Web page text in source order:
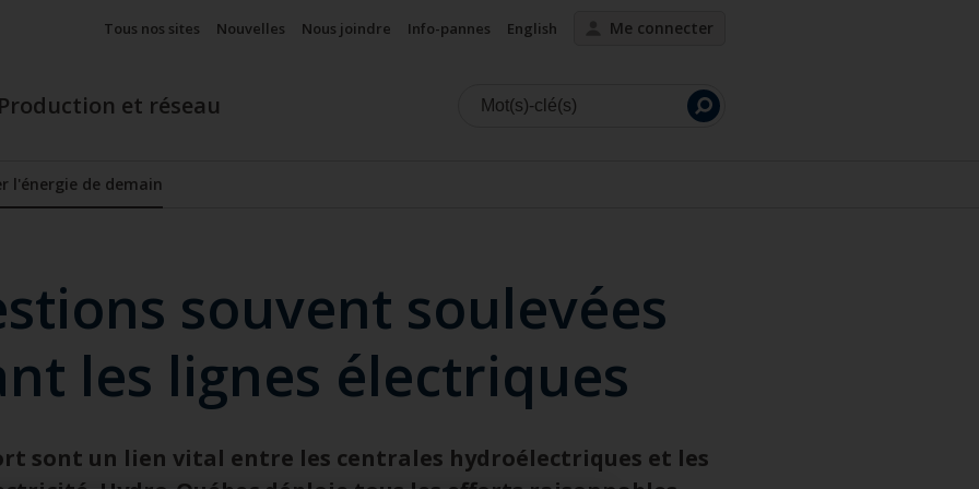
Tous nos sites Nouvelles Nous joindre Info-pannes English Me connecter
Production et réseau
Lancer
l'énergie de demain
Afficher le sous-menu
souvent soulevées
les lignes électriques
sont un lien vital entre les centrales hydroélectriques et les